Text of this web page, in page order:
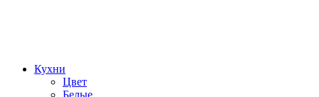
Кухни
Цвет
Белые